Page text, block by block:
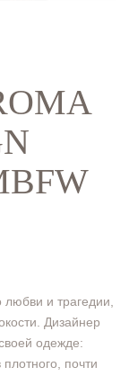
и трагедии,
Дизайнер
одежде:
почти